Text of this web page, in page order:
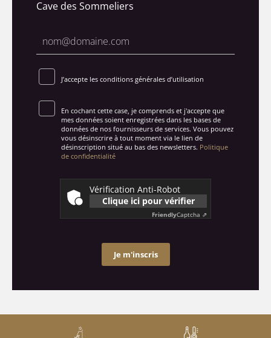
Cave des Sommeliers
J’accepte les conditions générales d’utilisation
En cochant cette case, je comprends et j'accepte que
mes données soient enregistrées dans les bases de
données de nos fournisseurs de services. Vous pouvez
vous désinscrire à tout moment via le lien de
désinscription situé au bas des newsletters. Politique
de confidentialité
Vérification Anti-Robot
Clique ici pour vérifier
FriendlyCaptcha ⇗
Je m'inscris